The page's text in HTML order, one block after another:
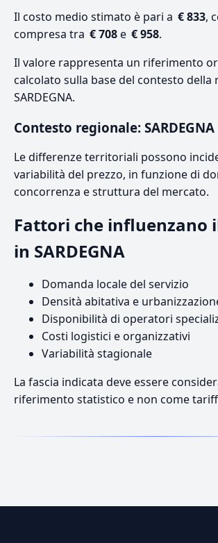
Il costo medio stimato è pari a € 833,
compresa tra € 708e € 958.
Il valore rappresenta un riferimento
calcolato sulla base del contesto della
SARDEGNA.
Contesto regionale: SARDEGNA
Le differenze territoriali possono
variabilità del prezzo, in funzione di
concorrenza e struttura del mercato.
Fattori che influenzano
in SARDEGNA
Domanda locale del servizio
Densità abitativa e
Disponibilità di operatori
Costi logistici e organizzativi
Variabilità stagionale
La fascia indicata deve essere
riferimento statistico e non come